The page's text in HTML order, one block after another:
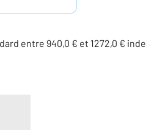
entre 940,0 € et 1272,0 €